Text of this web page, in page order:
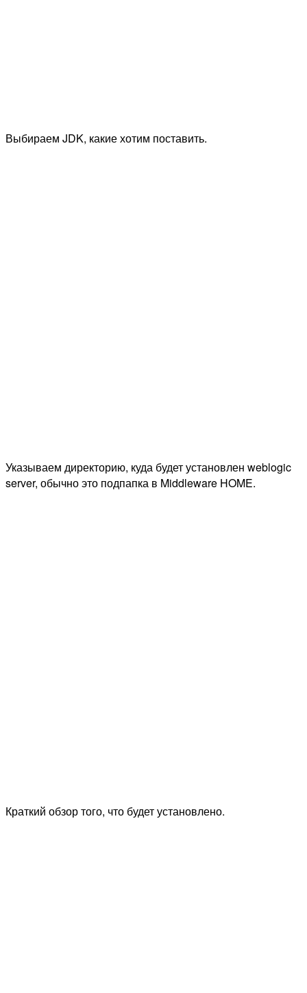
Выбираем JDK, какие хотим поставить.
Указываем директорию, куда будет установлен weblogic
server, обычно это подпапка в Middleware HOME.
Краткий обзор того, что будет установлено.